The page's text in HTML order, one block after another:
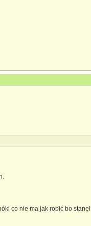
co nie ma jak robić bo